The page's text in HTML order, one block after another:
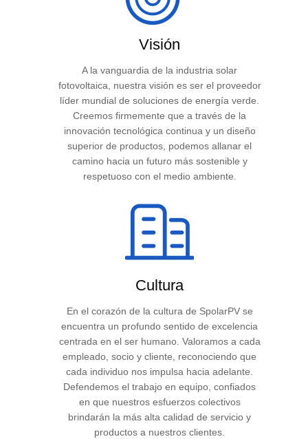
Visión
A la vanguardia de la industria solar
fotovoltaica, nuestra visión es ser el proveedor
líder mundial de soluciones de energía verde.
Creemos firmemente que a través de la
innovación tecnológica continua y un diseño
superior de productos, podemos allanar el
camino hacia un futuro más sostenible y
respetuoso con el medio ambiente.
Cultura
En el corazón de la cultura de SpolarPV se
encuentra un profundo sentido de excelencia
centrada en el ser humano. Valoramos a cada
empleado, socio y cliente, reconociendo que
cada individuo nos impulsa hacia adelante.
Defendemos el trabajo en equipo, confiados
en que nuestros esfuerzos colectivos
brindarán la más alta calidad de servicio y
productos a nuestros clientes.